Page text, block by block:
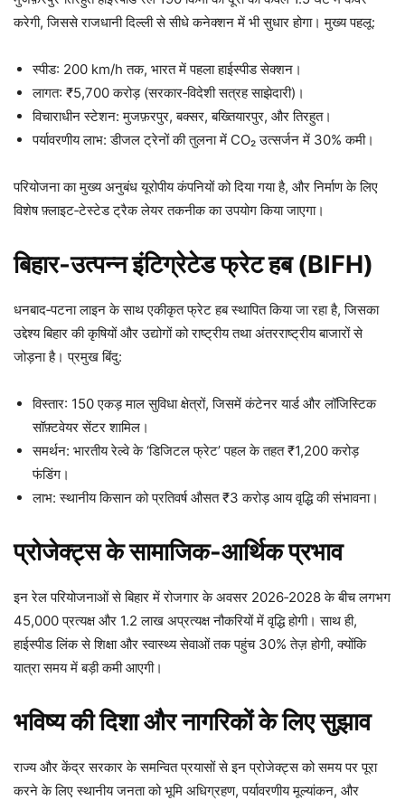
करेगी, जिससे राजधानी दिल्ली से सीधे कनेक्शन में भी सुधार होगा। मुख्य पहलू:
स्पीड: 200 km/h तक, भारत में पहला हाईस्पीड सेक्शन।
लागत: ₹5,700 करोड़ (सरकार‑विदेशी सत्रह साझेदारी)।
विचाराधीन स्टेशन: मुजफ़रपुर, बक्सर, बख्तियारपुर, और तिरहुत।
पर्यावरणीय लाभ: डीजल ट्रेनों की तुलना में CO₂ उत्सर्जन में 30% कमी।
परियोजना का मुख्य अनुबंध यूरोपीय कंपनियों को दिया गया है, और निर्माण के लिए
विशेष फ़्लाइट‑टेस्टेड ट्रैक लेयर तकनीक का उपयोग किया जाएगा।
बिहार‑उत्पन्न इंटिग्रेटेड फ्रेट हब (BIFH)
धनबाद‑पटना लाइन के साथ एकीकृत फ्रेट हब स्थापित किया जा रहा है, जिसका
उद्देश्य बिहार की कृषियों और उद्योगों को राष्ट्रीय तथा अंतरराष्ट्रीय बाजारों से
जोड़ना है। प्रमुख बिंदु:
विस्तार: 150 एकड़ माल सुविधा क्षेत्रों, जिसमें कंटेनर यार्ड और लॉजिस्टिक
सॉफ़्टवेयर सेंटर शामिल।
समर्थन: भारतीय रेल्वे के ‘डिजिटल फ्रेट’ पहल के तहत ₹1,200 करोड़
फंडिंग।
लाभ: स्थानीय किसान को प्रतिवर्ष औसत ₹3 करोड़ आय वृद्धि की संभावना।
प्रोजेक्ट्स के सामाजिक-आर्थिक प्रभाव
इन रेल परियोजनाओं से बिहार में रोजगार के अवसर 2026‑2028 के बीच लगभग
45,000 प्रत्यक्ष और 1.2 लाख अप्रत्यक्ष नौकरियों में वृद्धि होगी। साथ ही,
हाईस्पीड लिंक से शिक्षा और स्वास्थ्य सेवाओं तक पहुंच 30% तेज़ होगी, क्योंकि
यात्रा समय में बड़ी कमी आएगी।
भविष्य की दिशा और नागरिकों के लिए सुझाव
राज्य और केंद्र सरकार के समन्वित प्रयासों से इन प्रोजेक्ट्स को समय पर पूरा
करने के लिए स्थानीय जनता को भूमि अधिग्रहण, पर्यावरणीय मूल्यांकन, और